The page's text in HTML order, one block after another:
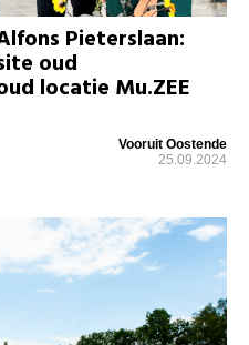
Pieterslaan:
oud
locatie Mu.ZEE
Vooruit Oostende
25.09.2024